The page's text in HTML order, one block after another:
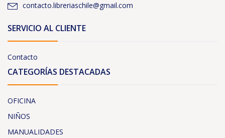
contacto.libreriaschile@gmail.com
SERVICIO AL CLIENTE
Contacto
CATEGORÍAS DESTACADAS
OFICINA
NIÑOS
MANUALIDADES